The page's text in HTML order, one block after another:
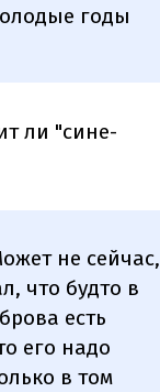
годы
ли "сине-
не сейчас,
что будто в
есть
его надо
в том